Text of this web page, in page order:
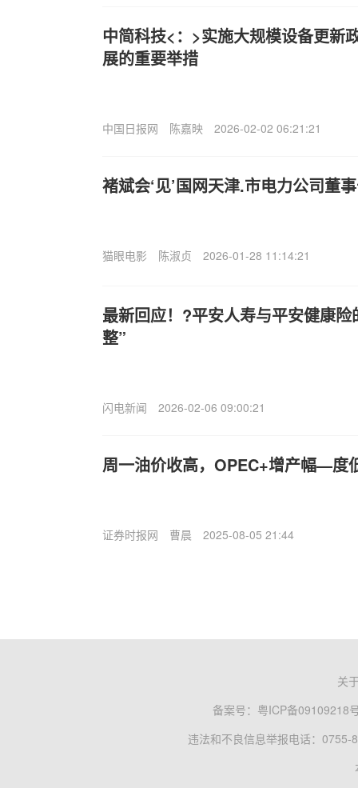
中简科技<：>实施大规模设备更新
展的重要举措
中国日报网 陈嘉映 2026-02-02 06:21:21
褚斌会‘见’国网天津.市电力公司董
猫眼电影 陈淑贞 2026-01-28 11:14:21
最新回应！?平安人寿与平安健康
整”
闪电新闻 2026-02-06 09:00:21
周一油价收高，OPEC+增产幅—度
证券时报网 曹晨 2025-08-05 21:44
关
备案号： 粤ICP备09109218
违法和不良信息举报电话：0755-